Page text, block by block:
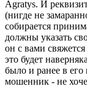
Agratys. И
(нигде не
собирается
должны указать
он с вами
это будет
было и ранее в
мошенник - не